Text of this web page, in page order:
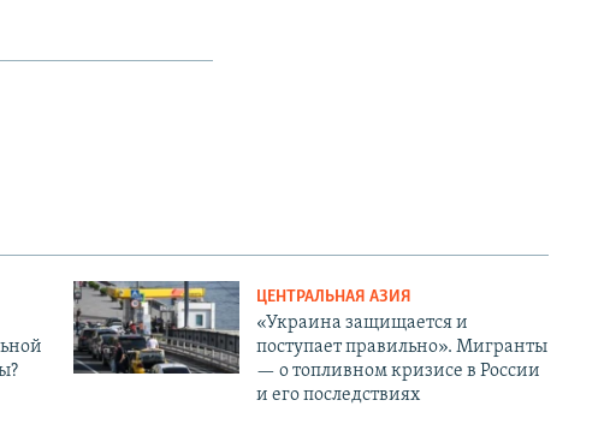
ЦЕНТРАЛЬНАЯ АЗИЯ
«Украина защищается и
поступает правильно». Мигранты
— о топливном кризисе в России
и его последствиях